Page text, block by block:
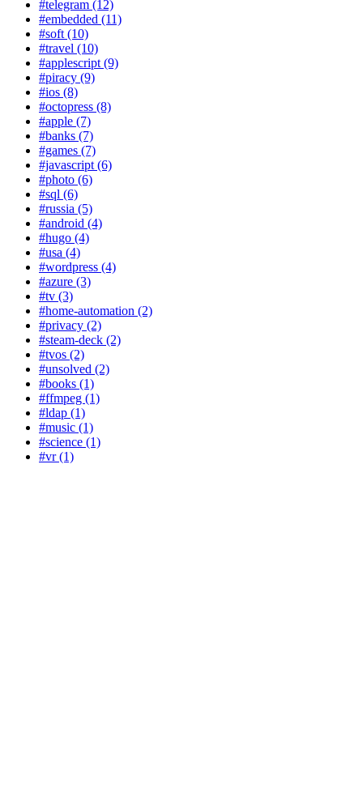
#telegram (12)
#embedded (11)
#soft (10)
#travel (10)
#applescript (9)
#piracy (9)
#ios (8)
#octopress (8)
#apple (7)
#banks (7)
#games (7)
#javascript (6)
#photo (6)
#sql (6)
#russia (5)
#android (4)
#hugo (4)
#usa (4)
#wordpress (4)
#azure (3)
#tv (3)
#home-automation (2)
#privacy (2)
#steam-deck (2)
#tvos (2)
#unsolved (2)
#books (1)
#ffmpeg (1)
#ldap (1)
#music (1)
#science (1)
#vr (1)